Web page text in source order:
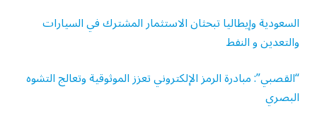
السعودية وإيطاليا تبحثان الاستثمار المشترك في السيارات
والتعدين و النفط
“القصبي”: مبادرة الرمز الإلكتروني تعزز الموثوقية وتعالج التشوه
البصري